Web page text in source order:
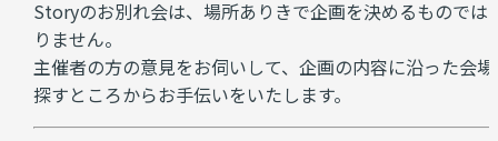
Storyのお別れ会は、場所ありきで企画を決めるものでは
りません。
主催者の方の意見をお伺いして、企画の内容に沿った会
探すところからお手伝いをいたします。